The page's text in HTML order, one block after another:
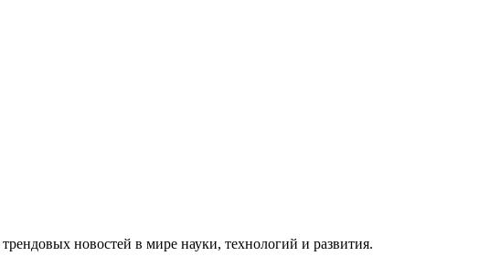
новостей в мире науки, технологий и развития.